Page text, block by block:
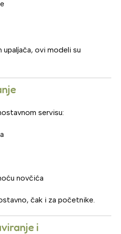
upaljača, ovi modeli su
servisu:
novčića
čak i za početnike.
i